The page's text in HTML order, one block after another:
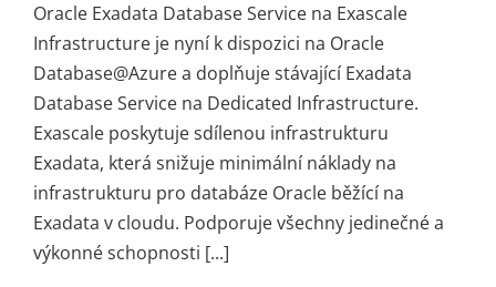
Oracle Exadata Database Service na Exascale
Infrastructure je nyní k dispozici na Oracle
Database@Azure a doplňuje stávající Exadata
Database Service na Dedicated Infrastructure.
Exascale poskytuje sdílenou infrastrukturu
Exadata, která snižuje minimální náklady na
infrastrukturu pro databáze Oracle běžící na
Exadata v cloudu. Podporuje všechny jedinečné a
výkonné schopnosti [...]